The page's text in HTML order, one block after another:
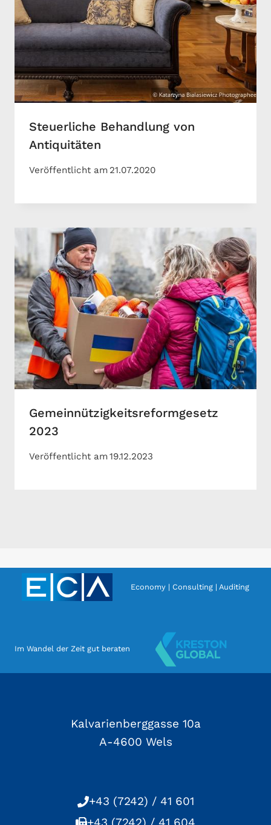
Steuerliche Behandlung von
Antiquitäten
Veröffentlicht am 21.07.2020
Gemeinnützigkeitsreformgesetz
2023
Veröffentlicht am19.12.2023
Economy | Consulting | Auditing
Im Wandel der Zeit gut beraten
Kalvarienberggasse 10a
A-4600 Wels
+43 (7242) / 41 601